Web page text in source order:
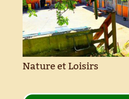
Nature et Loisirs